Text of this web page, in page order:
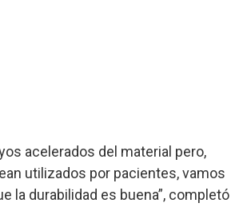
acelerados del material pero,
utilizados por pacientes, vamos
la durabilidad es buena”, completó